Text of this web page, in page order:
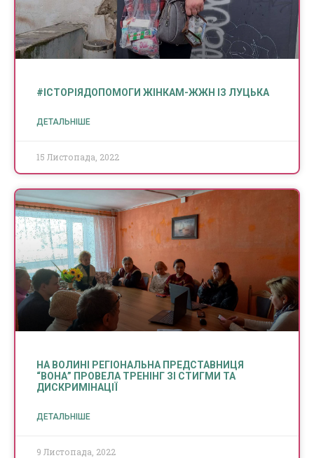
#ІСТОРІЯДОПОМОГИ ЖІНКАМ-ЖЖН ІЗ ЛУЦЬКА
ДЕТАЛЬНІШЕ
15 Листопада, 2022
НА ВОЛИНІ РЕГІОНАЛЬНА ПРЕДСТАВНИЦЯ
“ВОНА” ПРОВЕЛА ТРЕНІНГ ЗІ СТИГМИ ТА
ДИСКРИМІНАЦІЇ
ДЕТАЛЬНІШЕ
9 Листопада, 2022